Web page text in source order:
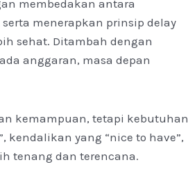
membedakan antara
menerapkan prinsip delay
sehat. Ditambah dengan
anggaran, masa depan
kemampuan, tetapi kebutuhan
kendalikan yang “nice to have”,
tenang dan terencana.